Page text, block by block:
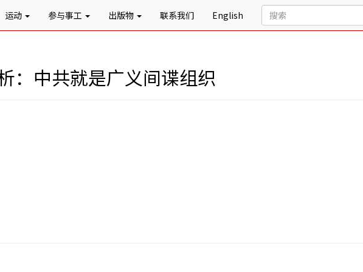
运动 参与事工 出版物 联系我们 English
：中共就是广义间谍组织